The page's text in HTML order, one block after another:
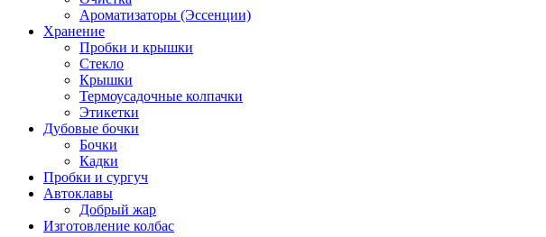
Ароматизаторы (Эссенции)
Хранение
Пробки и крышки
Стекло
Крышки
Термоусадочные колпачки
Этикетки
Дубовые бочки
Бочки
Кадки
Пробки и сургуч
Автоклавы
Добрый жар
Изготовление колбас